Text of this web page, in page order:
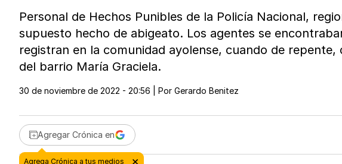
Personal de Hechos Punibles de la Policía Nacional,
supuesto hecho de abigeato. Los agentes se
registran en la comunidad ayolense, cuando de
del barrio María Graciela.
30 de noviembre de 2022 - 20:56 | Por Gerardo Benitez
Agregar Crónica en